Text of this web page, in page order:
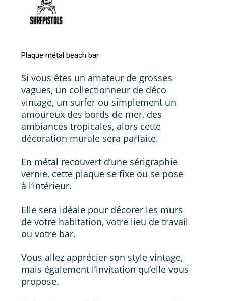
Votre panier est vide.
Go To Shop
Plaque métal beach bar
Si vous êtes un amateur de grosses
vagues, un collectionneur de déco
vintage, un surfer ou simplement un
amoureux des bords de mer, des
ambiances tropicales, alors cette
décoration murale sera parfaite.
En métal recouvert d’une sérigraphie
vernie, cette plaque se fixe ou se pose
à l’intérieur.
Elle sera idéale pour décorer les murs
de votre habitation, votre lieu de travail
ou votre bar.
Vous allez apprécier son style vintage,
mais également l’invitation qu’elle vous
propose.